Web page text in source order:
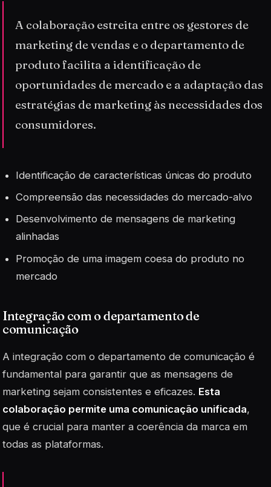
A colaboração estreita entre os gestores de
marketing de vendas e o departamento de
produto facilita a identificação de
oportunidades de mercado e a adaptação das
estratégias de marketing às necessidades dos
consumidores.
Identificação de características únicas do produto
Compreensão das necessidades do mercado-alvo
Desenvolvimento de mensagens de marketing
alinhadas
Promoção de uma imagem coesa do produto no
mercado
Integração com o departamento de
comunicação
A integração com o departamento de comunicação é
fundamental para garantir que as mensagens de
marketing sejam consistentes e eficazes. Esta
colaboração permite uma comunicação unificada,
que é crucial para manter a coerência da marca em
todas as plataformas.